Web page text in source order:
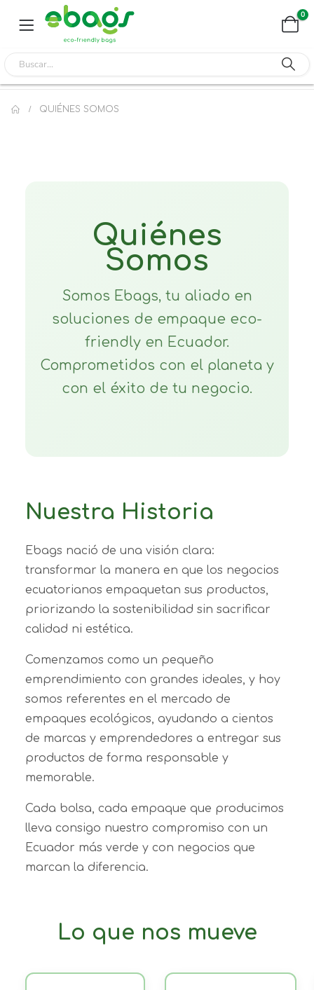
0
QUIÉNES SOMOS
Quiénes
Somos
Somos Ebags, tu aliado en
soluciones de empaque eco-
friendly en Ecuador.
Comprometidos con el planeta y
con el éxito de tu negocio.
Nuestra Historia
Ebags nació de una visión clara:
transformar la manera en que los negocios
ecuatorianos empaquetan sus productos,
priorizando la sostenibilidad sin sacrificar
calidad ni estética.
Comenzamos como un pequeño
emprendimiento con grandes ideales, y hoy
somos referentes en el mercado de
empaques ecológicos, ayudando a cientos
de marcas y emprendedores a entregar sus
productos de forma responsable y
memorable.
Cada bolsa, cada empaque que producimos
lleva consigo nuestro compromiso con un
Ecuador más verde y con negocios que
marcan la diferencia.
Lo que nos mueve